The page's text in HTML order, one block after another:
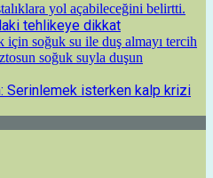
tehlikeye dikkat
Serinlemek isterken kalp krizi